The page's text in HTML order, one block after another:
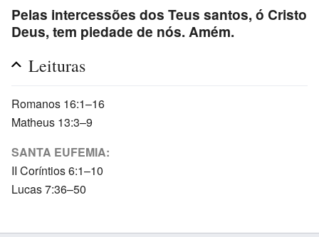
Pelas intercessões dos Teus santos, ó Cristo
Deus, tem piedade de nós. Amém.
Leituras
Romanos 16:1–16
Matheus 13:3–9
SANTA EUFEMIA:
II Coríntios 6:1–10
Lucas 7:36–50